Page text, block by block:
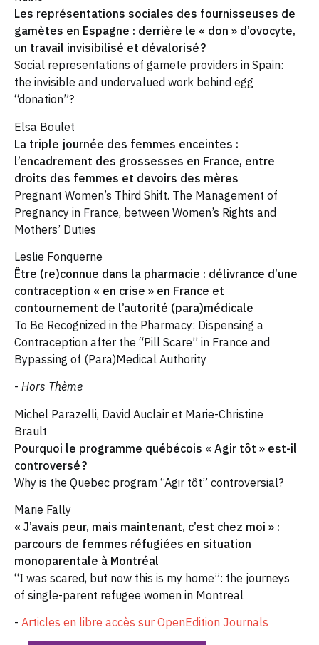
Les représentations sociales des fournisseuses de
gamètes en Espagne : derrière le « don » d’ovocyte,
un travail invisibilisé et dévalorisé ?
Social representations of gamete providers in Spain:
the invisible and undervalued work behind egg
“donation”?
Elsa Boulet
La triple journée des femmes enceintes :
l’encadrement des grossesses en France, entre
droits des femmes et devoirs des mères
Pregnant Women’s Third Shift. The Management of
Pregnancy in France, between Women’s Rights and
Mothers’ Duties
Leslie Fonquerne
Être (re)connue dans la pharmacie : délivrance d’une
contraception « en crise » en France et
contournement de l’autorité (para)médicale
To Be Recognized in the Pharmacy: Dispensing a
Contraception after the “Pill Scare’’ in France and
Bypassing of (Para)Medical Authority
- Hors Thème
Michel Parazelli, David Auclair et Marie-Christine
Brault
Pourquoi le programme québécois « Agir tôt » est-il
controversé ?
Why is the Quebec program “Agir tôt” controversial?
Marie Fally
« J’avais peur, mais maintenant, c’est chez moi » :
parcours de femmes réfugiées en situation
monoparentale à Montréal
“I was scared, but now this is my home”: the journeys
of single-parent refugee women in Montreal
- Articles en libre accès sur OpenEdition Journals